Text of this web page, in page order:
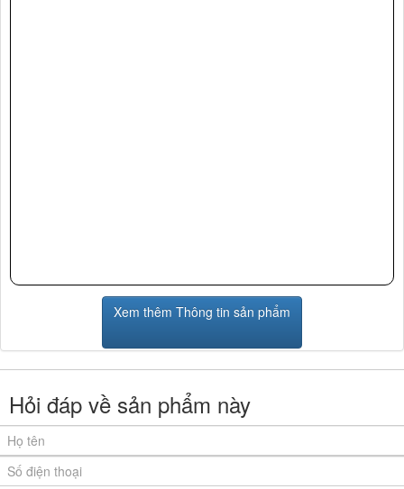
Xem thêm Thông tin sản phẩm
Hỏi đáp về sản phẩm này